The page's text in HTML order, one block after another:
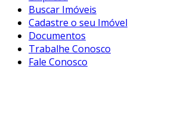
Buscar Imóveis
Cadastre o seu Imóvel
Documentos
Trabalhe Conosco
Fale Conosco